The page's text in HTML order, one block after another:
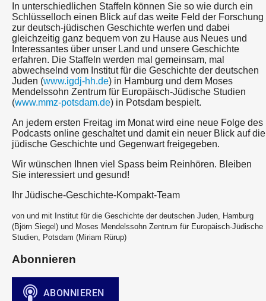
In unterschiedlichen Staffeln können Sie so wie durch ein
Schlüsselloch einen Blick auf das weite Feld der Forschung
zur deutsch-jüdischen Geschichte werfen und dabei
gleichzeitig ganz bequem von zu Hause aus Neues und
Interessantes über unser Land und unsere Geschichte
erfahren. Die Staffeln werden mal gemeinsam, mal
abwechselnd vom Institut für die Geschichte der deutschen
Juden (www.igdj-hh.de) in Hamburg und dem Moses
Mendelssohn Zentrum für Europäisch-Jüdische Studien
(www.mmz-potsdam.de) in Potsdam bespielt.
An jedem ersten Freitag im Monat wird eine neue Folge des
Podcasts online geschaltet und damit ein neuer Blick auf die
jüdische Geschichte und Gegenwart freigegeben.
Wir wünschen Ihnen viel Spass beim Reinhören. Bleiben
Sie interessiert und gesund!
Ihr Jüdische-Geschichte-Kompakt-Team
von und mit Institut für die Geschichte der deutschen Juden, Hamburg
(Björn Siegel) und Moses Mendelssohn Zentrum für Europäisch-Jüdische
Studien, Potsdam (Miriam Rürup)
Abonnieren